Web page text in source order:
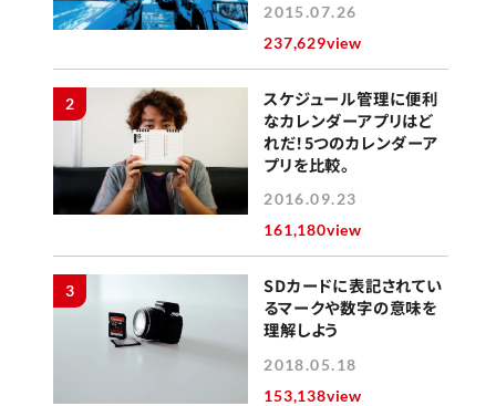
2015.07.26
237,629view
2
スケジュール管理に便利
なカレンダーアプリはど
れだ！5つのカレンダーア
プリを比較。
2016.09.23
161,180view
3
SDカードに表記されてい
るマークや数字の意味を
理解しよう
2018.05.18
153,138view